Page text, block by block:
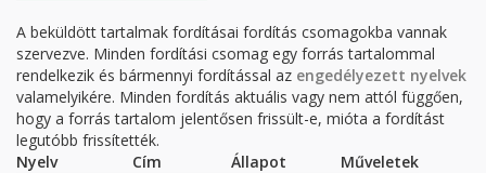
A beküldött tartalmak fordításai fordítás csomagokba vannak
szervezve. Minden fordítási csomag egy forrás tartalommal
rendelkezik és bármennyi fordítással az engedélyezett nyelvek
valamelyikére. Minden fordítás aktuális vagy nem attól függően,
hogy a forrás tartalom jelentősen frissült-e, mióta a fordítást
legutóbb frissítették.
Nyelv
Cím Állapot
Műveletek